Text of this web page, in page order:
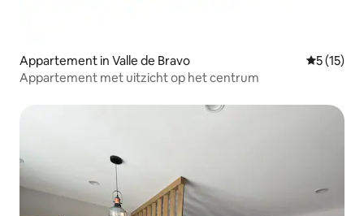
Appartement in Valle de Bravo
5 (15)
Appartement met uitzicht op het centrum